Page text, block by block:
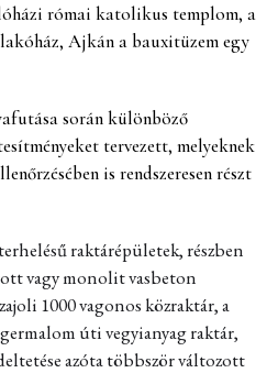
római katolikus templom, a
Ajkán a bauxitüzem egy
során különböző
tervezett, melyeknek
is rendszeresen részt
raktárépületek, részben
vagy monolit vasbeton
1000 vagonos közraktár, a
úti vegyianyag raktár,
azóta többször változott